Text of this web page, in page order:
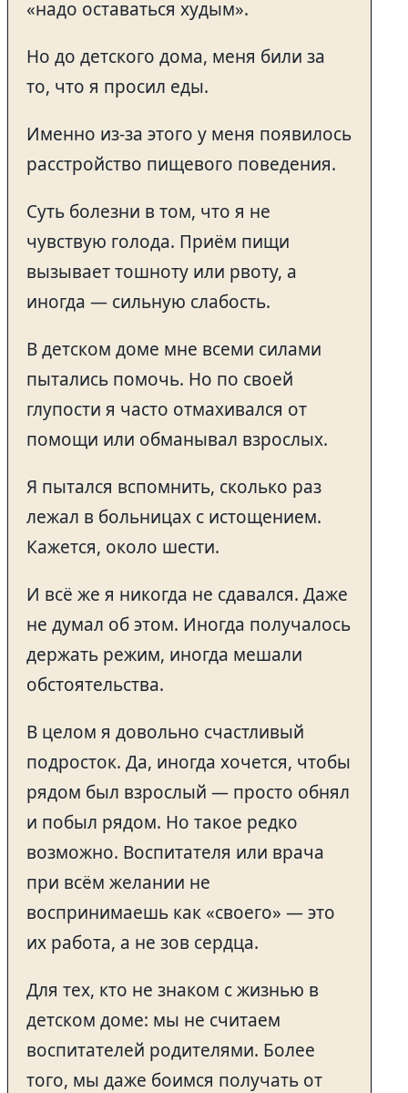
«надо оставаться худым».
Но до детского дома, меня били за
то, что я просил еды.
Именно из-за этого у меня появилось
расстройство пищевого поведения.
Суть болезни в том, что я не
чувствую голода. Приём пищи
вызывает тошноту или рвоту, а
иногда — сильную слабость.
В детском доме мне всеми силами
пытались помочь. Но по своей
глупости я часто отмахивался от
помощи или обманывал взрослых.
Я пытался вспомнить, сколько раз
лежал в больницах с истощением.
Кажется, около шести.
И всё же я никогда не сдавался. Даже
не думал об этом. Иногда получалось
держать режим, иногда мешали
обстоятельства.
В целом я довольно счастливый
подросток. Да, иногда хочется, чтобы
рядом был взрослый — просто обнял
и побыл рядом. Но такое редко
возможно. Воспитателя или врача
при всём желании не
воспринимаешь как «своего» — это
их работа, а не зов сердца.
Для тех, кто не знаком с жизнью в
детском доме: мы не считаем
воспитателей родителями. Более
того, мы даже боимся получать от